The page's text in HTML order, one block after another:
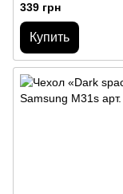
339 грн
Купить